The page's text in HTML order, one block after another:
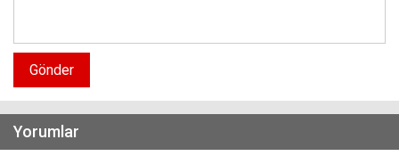
Gönder
Yorumlar